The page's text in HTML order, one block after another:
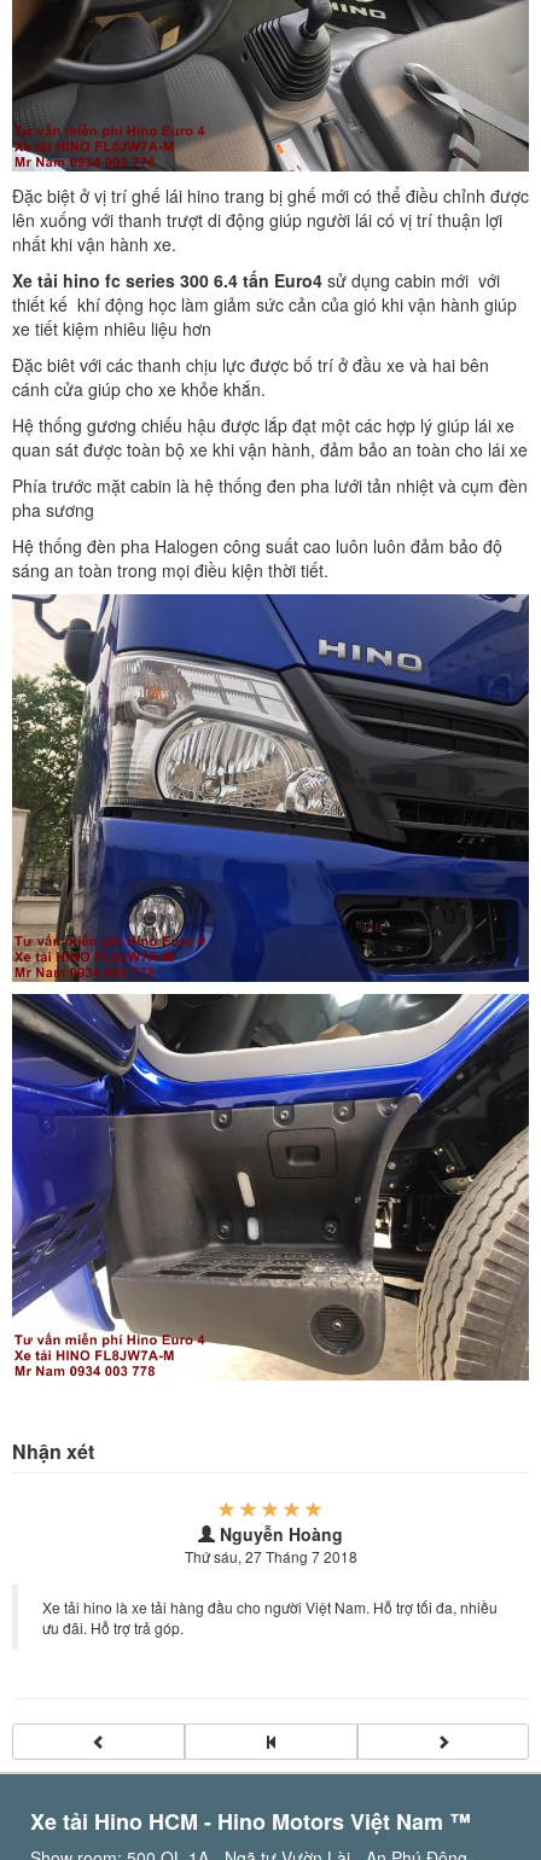
Đặc biệt ở vị trí ghế lái hino trang bị ghế mới có thể điều chỉnh được
lên xuống với thanh trượt di động giúp người lái có vị trí thuận lợi
nhất khi vận hành xe.
Xe tải hino fc series 300 6.4 tấn Euro4 sử dụng cabin mới với
thiết kế khí động học làm giảm sức cản của gió khi vận hành giúp
xe tiết kiệm nhiêu liệu hơn
Đặc biêt với các thanh chịu lực được bố trí ở đầu xe và hai bên
cánh cửa giúp cho xe khỏe khắn.
Hệ thống gương chiếu hậu được lắp đạt một các hợp lý giúp lái xe
quan sát được toàn bộ xe khi vận hành, đảm bảo an toàn cho lái xe
Phía trước mặt cabin là hệ thống đen pha lưới tản nhiệt và cụm đèn
pha sương
Hệ thống đèn pha Halogen công suất cao luôn luôn đảm bảo độ
sáng an toàn trong mọi điều kiện thời tiết.
Nhận xét
Nguyễn Hoàng
Thứ sáu, 27 Tháng 7 2018
Xe tải hino là xe tải hàng đầu cho người Việt Nam. Hỗ trợ tối đa, nhiều
ưu đãi. Hỗ trợ trả góp.
Xe tải Hino HCM - Hino Motors Việt Nam ™️